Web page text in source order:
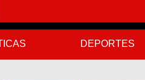
DEPORTES